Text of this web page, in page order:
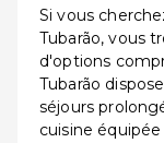
Si vous
Tubarão, vous
d'options
Tubarão
séjours
cuisine